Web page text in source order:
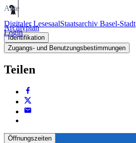
Digitaler LesesaalStaatsarchiv Basel-Stadt
Login
Akte
Archivplan
Identifikation
Zugangs- und Benutzungsbestimmungen
Teilen
Öffnungszeiten